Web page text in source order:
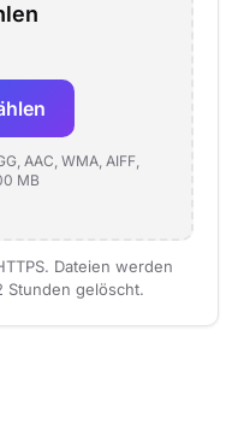
AAC, WMA, AIFF,
MB
Dateien werden
Stunden gelöscht.